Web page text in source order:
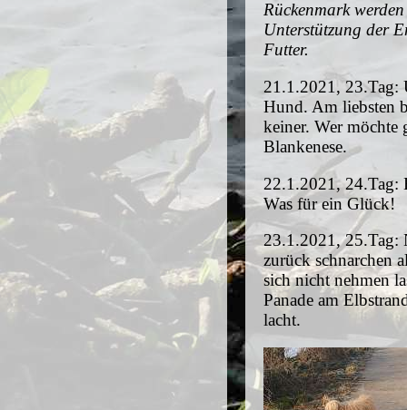
Rückenmark
Unterstützung der
Futter.
21.1.2021, 23.Tag:
Hund. Am liebsten
keiner. Wer möchte
Blankenese.
22.1.2021, 24.Tag:
Was für ein Glück!
23.1.2021, 25.Tag:
zurück schnarchen
sich nicht nehmen
Panade am
lacht.